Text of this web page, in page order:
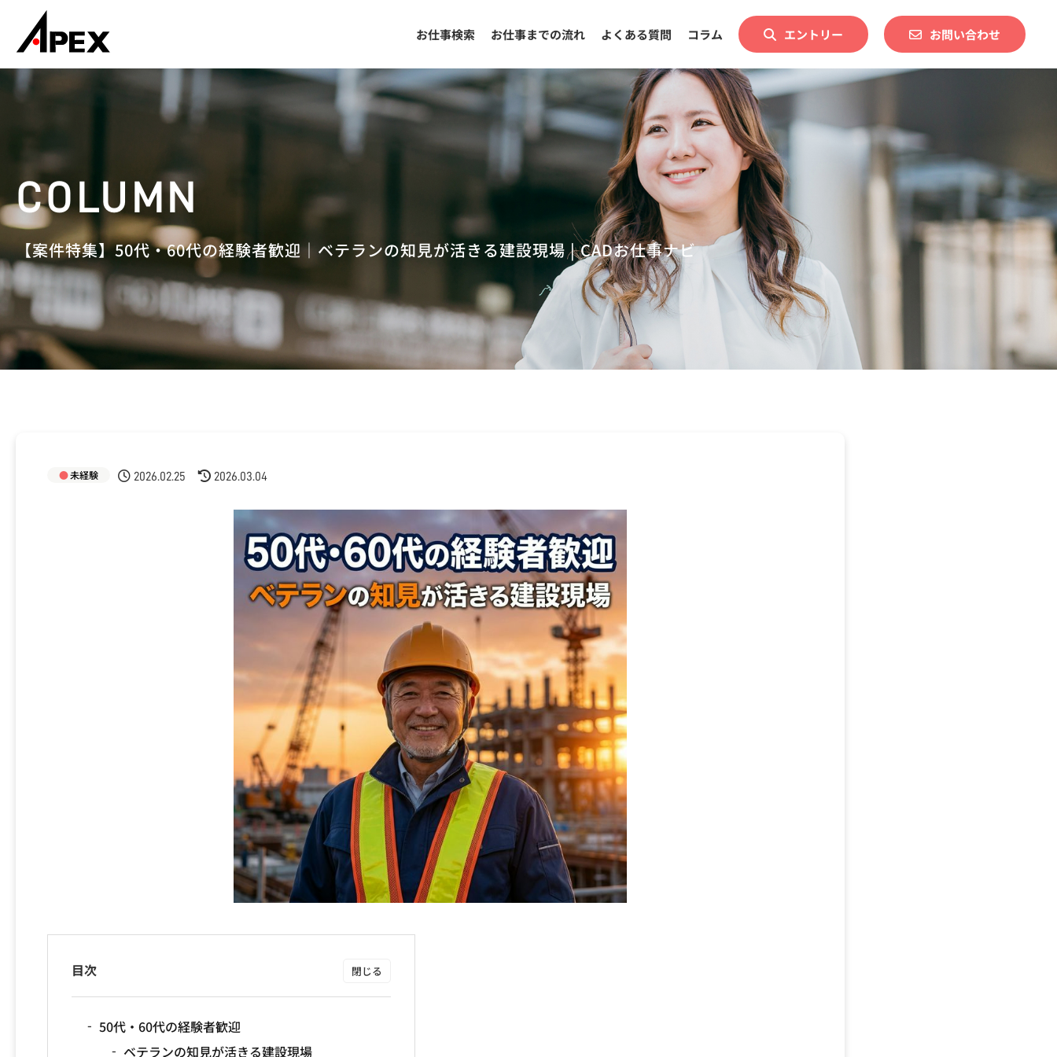
お仕事検索 お仕事までの流れ よくある質問 コラム エントリー お問い合わせ
【案件特集】50代・60代の経験者歓迎｜ベテランの知見が活きる建設現場 | CADお仕事ナビ
未経験 2026.02.25 2026.03.04
目次
50代・60代の経験者歓迎
ベテランの知見が活きる建設現場